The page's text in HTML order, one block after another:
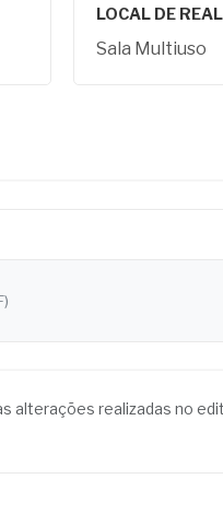
LOCAL DE
Sala Multiuso
alterações realizadas no